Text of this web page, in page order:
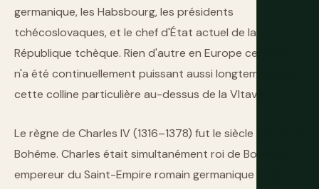
germanique, les Habsbourg, les présidents
tchécoslovaques, et le chef d'État actuel de la
République tchèque. Rien d'autre en Europe centrale
n'a été continuellement puissant aussi longtemps que
cette colline particulière au-dessus de la Vltava.
Le règne de Charles IV (1316–1378) fut le siècle d'or de la
Bohême. Charles était simultanément roi de Bohême,
empereur du Saint-Empire romain germanique et roi